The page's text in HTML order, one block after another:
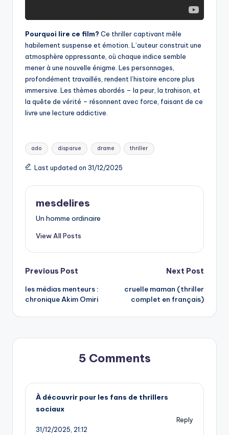
Pourquoi lire ce film? Ce thriller captivant mêle
habilement suspense et émotion. L’auteur construit une
atmosphère oppressante, où chaque indice semble
mener à une nouvelle énigme. Les personnages,
profondément travaillés, rendent l’histoire encore plus
immersive. Les thèmes abordés – la peur, la trahison, et
la quête de vérité – résonnent avec force, faisant de ce
livre une lecture addictive.
Tags:
ado disparue drame thriller
Last updated on 31/12/2025
mesdelires
Un homme ordinaire
View All Posts
Post
navigation
Previous Post
les médias menteurs :
chronique Akim Omiri
Next Post
cruelle maman (thriller
complet en français)
5 Comments
À découvrir pour les fans de thrillers
sociaux
Reply
31/12/2025, 21:12